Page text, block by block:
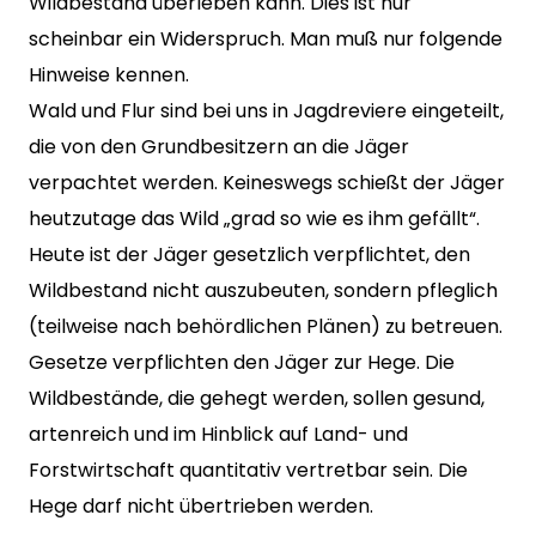
scheinbar ein Widerspruch. Man muß nur folgende
Hinweise kennen.
Wald und Flur sind bei uns in Jagdreviere eingeteilt,
die von den Grundbesitzern an die Jäger
verpachtet werden. Keineswegs schießt der Jäger
heutzutage das Wild „grad so wie es ihm gefällt“.
Heute ist der Jäger gesetzlich verpflichtet, den
Wildbestand nicht auszubeuten, sondern pfleglich
(teilweise nach behördlichen Plänen) zu betreuen.
Gesetze verpflichten den Jäger zur Hege. Die
Wildbestände, die gehegt werden, sollen gesund,
artenreich und im Hinblick auf Land- und
Forstwirtschaft quantitativ vertretbar sein. Die
Hege darf nicht übertrieben werden.